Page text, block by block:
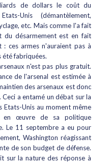
de dollars le coût du
Unis (démantèlement,
etc. Mais comme l'a fait
du désarmement est en fait
ces armes n'auraient pas à
été fabriquées.
n'est pas plus gratuit.
de l'arsenal est estimée à
des arsenaux est donc
a entamé un débat sur la
Unis au moment même
en œuvre de sa politique
Le 11 septembre a eu pour
Washington réagissant
de son budget de défense.
sur la nature des réponse à